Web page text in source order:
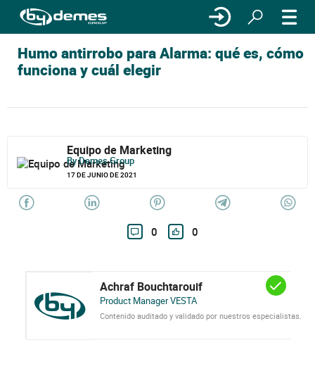
Humo antirrobo para Alarma: qué es, cómo
funciona y cuál elegir
Equipo de Marketing
By Demes Group
17 DE JUNIO DE 2021
0 0
Achraf Bouchtarouif
Product Manager VESTA
Contenido auditado y validado por nuestros especialistas.